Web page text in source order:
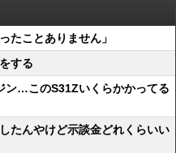
たことありません」
する
ン…このS31Zいくらかかってる
たんやけど示談金どれくらいい